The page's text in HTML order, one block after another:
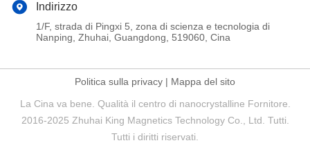
Indirizzo
1/F, strada di Pingxi 5, zona di scienza e tecnologia di
Nanping, Zhuhai, Guangdong, 519060, Cina
Politica sulla privacy | Mappa del sito
La Cina va bene. Qualità il centro di nanocrystalline Fornitore.
2016-2025 Zhuhai King Magnetics Technology Co., Ltd. Tutti.
Tutti i diritti riservati.